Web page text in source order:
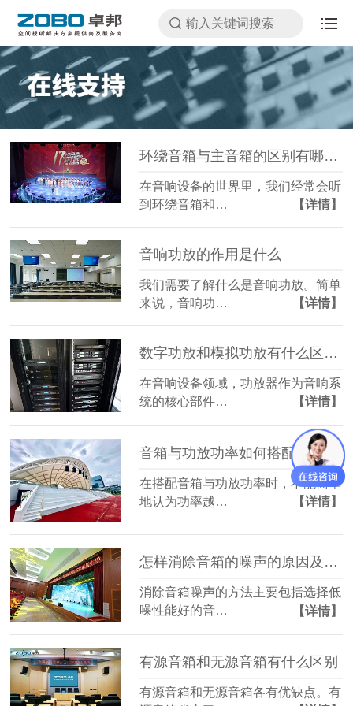
环绕音箱与主音箱的区别有哪些注意事项
在音响设备的世界里，我们经常会听
到环绕音箱和…
【详情】
音响功放的作用是什么
我们需要了解什么是音响功放。简单
来说，音响功…
【详情】
数字功放和模拟功放有什么区别，音质哪个好
在音响设备领域，功放器作为音响系
统的核心部件…
【详情】
音箱与功放功率如何搭配(功率是越大越好吗)
在搭配音箱与功放功率时，不能简单
地认为功率越…
【详情】
怎样消除音箱的噪声的原因及解决方法
消除音箱噪声的方法主要包括选择低
噪性能好的音…
【详情】
有源音箱和无源音箱有什么区别
有源音箱和无源音箱各有优缺点。有